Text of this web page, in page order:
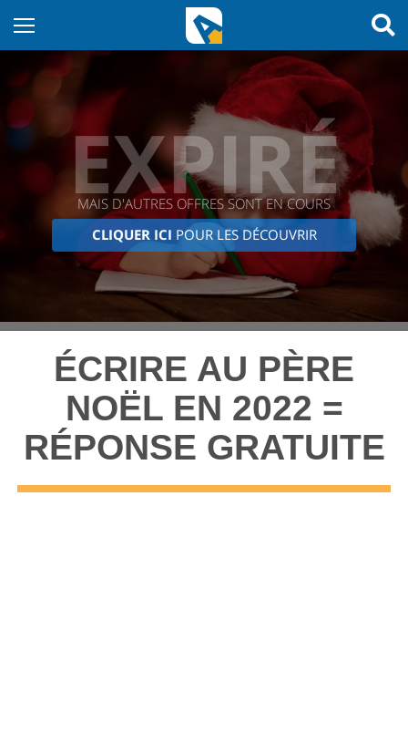
EXPIRÉ
MAIS D'AUTRES OFFRES SONT EN COURS
CLIQUER ICI POUR LES DÉCOUVRIR
ÉCRIRE AU PÈRE
NOËL EN 2022 =
RÉPONSE GRATUITE